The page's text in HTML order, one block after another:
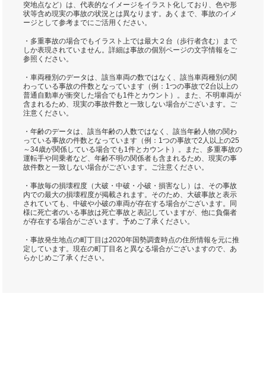
突地点など）は、代表的なイメージをイラスト化しており、色や形
状等含め現実の事故の状況とは異なります。あくまで、事故のイメ
ージとして参考までにご活用ください。
・多重事故の場合でもイラスト上では最大２台（歩行者含む）まで
しか表現されていません。詳細は事故の個別ページの文字情報をご
参照ください。
・車両種別のデータは、該当車両の数ではなく、該当車両種別の関
わっている事故の件数となっています（例：1つの事故で2台以上の
普通自動車が衝突した場合でも1件とカウント）。また、不明車両が
含まれるため、現実の事故件数と一致しない場合がございます。ご
注意ください。
・年齢のデータは、該当年齢の人数ではなく、該当年齢人物の関わ
っている事故の件数となっています（例：1つの事故で2人以上の25
～34歳が関係している場合でも1件とカウント）。また、多重事故の
運転手や同乗者など、年齢不明の関係者も含まれるため、現実の事
故件数と一致しない場合がございます。ご注意ください。
・事故毎の損壊程度（大破・中破・小破・損害なし）は、その事故
内での最大の損壊程度が掲載されます。そのため、大破事故と表示
されていても、中破や小破の車両が存在する場合がございます。同
様に死亡者のいる事故は死亡事故と表記していますが、他に負傷者
が存在する場合がございます。予めご了承ください。
・事故発生地点の町丁目は2020年国勢調査時点の住所情報を元に推
定しています。現在の町丁目名と異なる場合がございますので、あ
らかじめご了承ください。